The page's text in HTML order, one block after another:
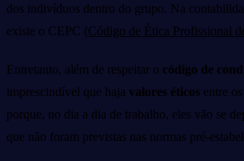
dos indivíduos dentro do grupo. Na
existe o CEPC (Código de Ética Profissional
Entretanto, além de respeitar o código de
imprescindível que haja valores éticos entre
porque, no dia a dia de trabalho, eles vão se
que não foram previstas nas normas pré-